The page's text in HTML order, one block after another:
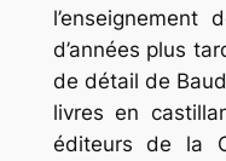
l’enseignement
d’années plus
de détail de
livres en
éditeurs de la